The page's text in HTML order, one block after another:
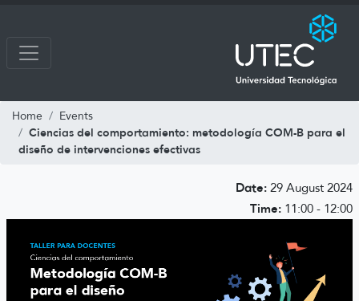
Home Events
Ciencias del comportamiento: metodología COM-B para el
diseño de intervenciones efectivas
Date: 29 August 2024
Time: 11:00 - 12:00